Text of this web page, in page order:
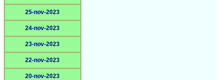
25-nov-2023
24-nov-2023
23-nov-2023
22-nov-2023
20-nov-2023